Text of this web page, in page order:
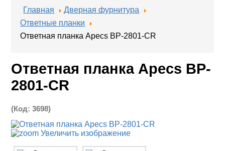
Главная
Дверная фурнитура
Ответные планки
Ответная планка Apecs BP-2801-CR
Ответная планка Apecs BP-
2801-CR
(Код:3698)
Увеличить изображение